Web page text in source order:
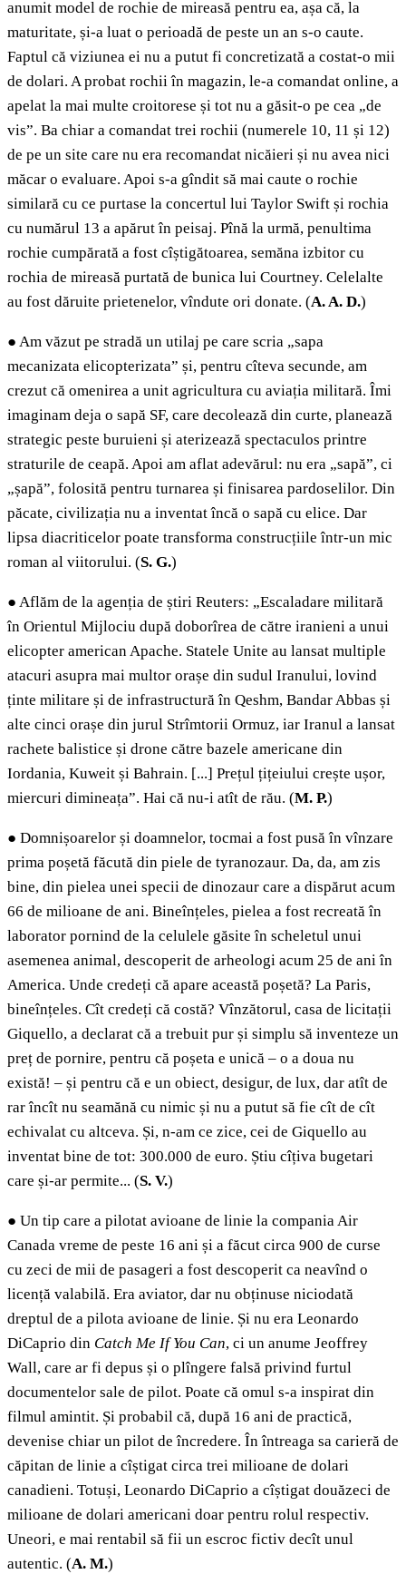
anumit model de rochie de mireasă pentru ea, așa că, la
maturitate, și-a luat o perioadă de peste un an s-o caute.
Faptul că viziunea ei nu a putut fi concretizată a costat-o mii
de dolari. A probat rochii în magazin, le-a comandat online, a
apelat la mai multe croitorese și tot nu a găsit-o pe cea „de
vis”. Ba chiar a comandat trei rochii (numerele 10, 11 și 12)
de pe un site care nu era recomandat nicăieri și nu avea nici
măcar o evaluare. Apoi s-a gîndit să mai caute o rochie
similară cu ce purtase la concertul lui Taylor Swift și rochia
cu numărul 13 a apărut în peisaj. Pînă la urmă, penultima
rochie cumpărată a fost cîștigătoarea, semăna izbitor cu
rochia de mireasă purtată de bunica lui Courtney. Celelalte
au fost dăruite prietenelor, vîndute ori donate. (A. A. D.)
● Am văzut pe stradă un utilaj pe care scria „sapa
mecanizata elicopterizata” și, pentru cîteva secunde, am
crezut că omenirea a unit agricultura cu aviația militară. Îmi
imaginam deja o sapă SF, care decolează din curte, planează
strategic peste buruieni și aterizează spectaculos printre
straturile de ceapă. Apoi am aflat adevărul: nu era „sapă”, ci
„șapă”, folosită pentru turnarea și finisarea pardoselilor. Din
păcate, civilizația nu a inventat încă o sapă cu elice. Dar
lipsa diacriticelor poate transforma construcțiile într-un mic
roman al viitorului. (S. G.)
● Aflăm de la agenția de știri Reuters: „Escaladare militară
în Orientul Mijlociu după doborîrea de către iranieni a unui
elicopter american Apache. Statele Unite au lansat multiple
atacuri asupra mai multor orașe din sudul Iranului, lovind
ținte militare și de infrastructură în Qeshm, Bandar Abbas și
alte cinci orașe din jurul Strîmtorii Ormuz, iar Iranul a lansat
rachete balistice și drone către bazele americane din
Iordania, Kuweit și Bahrain. [...] Prețul țițeiului crește ușor,
miercuri dimineața”. Hai că nu-i atît de rău. (M. P.)
● Domnișoarelor și doamnelor, tocmai a fost pusă în vînzare
prima poșetă făcută din piele de tyranozaur. Da, da, am zis
bine, din pielea unei specii de dinozaur care a dispărut acum
66 de milioane de ani. Bineînțeles, pielea a fost recreată în
laborator pornind de la celulele găsite în scheletul unui
asemenea animal, descoperit de arheologi acum 25 de ani în
America. Unde credeți că apare această poșetă? La Paris,
bineînțeles. Cît credeți că costă? Vînzătorul, casa de licitații
Giquello, a declarat că a trebuit pur și simplu să inventeze un
preț de pornire, pentru că poșeta e unică – o a doua nu
există! – și pentru că e un obiect, desigur, de lux, dar atît de
rar încît nu seamănă cu nimic și nu a putut să fie cît de cît
echivalat cu altceva. Și, n-am ce zice, cei de Giquello au
inventat bine de tot: 300.000 de euro. Știu cîțiva bugetari
care și-ar permite... (S. V.)
● Un tip care a pilotat avioane de linie la compania Air
Canada vreme de peste 16 ani și a făcut circa 900 de curse
cu zeci de mii de pasageri a fost descoperit ca neavînd o
licență valabilă. Era aviator, dar nu obținuse niciodată
dreptul de a pilota avioane de linie. Și nu era Leonardo
DiCaprio din Catch Me If You Can, ci un anume Jeoffrey
Wall, care ar fi depus și o plîngere falsă privind furtul
documentelor sale de pilot. Poate că omul s-a inspirat din
filmul amintit. Și probabil că, după 16 ani de practică,
devenise chiar un pilot de încredere. În întreaga sa carieră de
căpitan de linie a cîștigat circa trei milioane de dolari
canadieni. Totuși, Leonardo DiCaprio a cîștigat douăzeci de
milioane de dolari americani doar pentru rolul respectiv.
Uneori, e mai rentabil să fii un escroc fictiv decît unul
autentic. (A. M.)